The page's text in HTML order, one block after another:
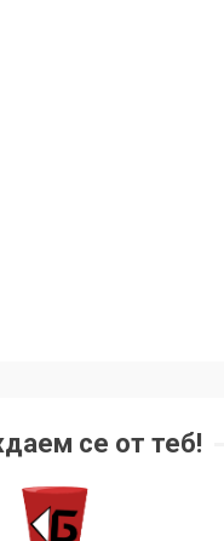
се от теб!